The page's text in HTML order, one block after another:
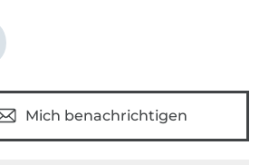
Mich benachrichtigen